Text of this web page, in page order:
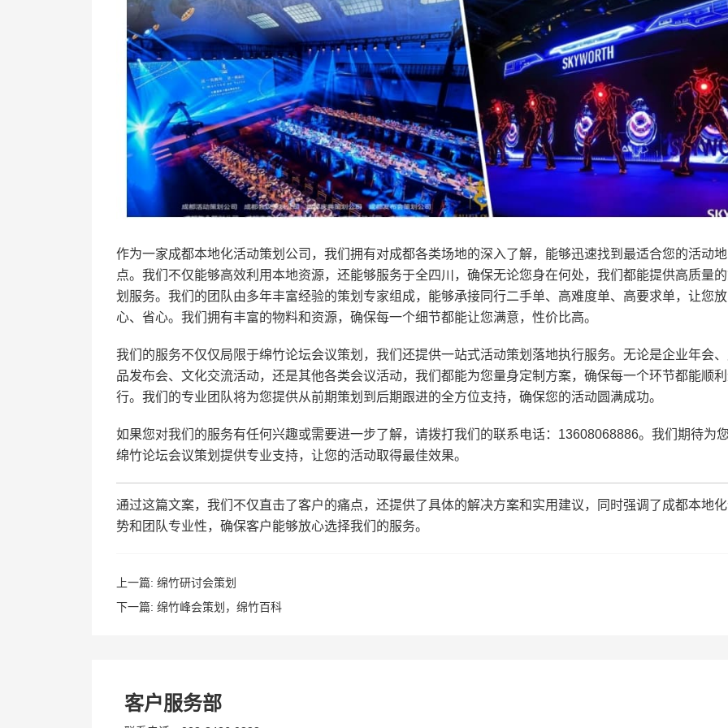
作为一家成都本地化活动策划公司，我们拥有对成都各类场地的深入了解，能够迅速找到最适合您的活动地
点。我们不仅能够高效利用本地资源，还能够服务于全四川，确保无论您身在何处，我们都能提供高质量
划服务。我们的团队由多年丰富经验的策划专家组成，能够承接同行二手单、高难度单、高要求单，让您放
心、省心。我们拥有丰富的物料和资源，确保每一个细节都能让您满意，性价比高。
我们的服务不仅仅局限于绵竹论坛会议策划，我们还提供一站式活动策划落地执行服务。无论是企业年会
品发布会、文化交流活动，还是其他各类会议活动，我们都能为您量身定制方案，确保每一个环节都能顺
行。我们的专业团队将为您提供从前期策划到后期跟进的全方位支持，确保您的活动圆满成功。
如果您对我们的服务有任何兴趣或需要进一步了解，请拨打我们的联系电话：13608068886。我们期待为
绵竹论坛会议策划提供专业支持，让您的活动取得最佳效果。
通过这篇文案，我们不仅直击了客户的痛点，还提供了具体的解决方案和实用建议，同时强调了成都本地
势和团队专业性，确保客户能够放心选择我们的服务。
上一篇: 绵竹研讨会策划
下一篇: 绵竹峰会策划，绵竹百科
客户服务部